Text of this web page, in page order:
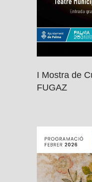
I Mostra de
FUGAZ